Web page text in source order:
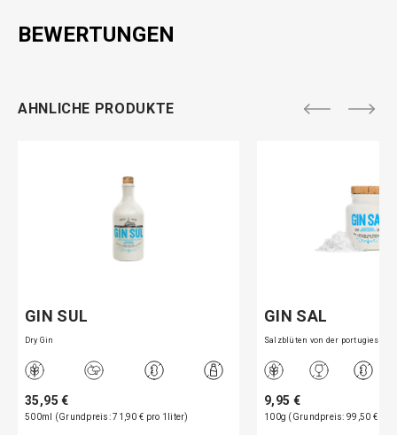
BEWERTUNGEN
AHNLICHE PRODUKTE
GIN SUL
Dry Gin
35,95 €
500ml (Grundpreis: 71,90 € pro 1liter)
GIN SAL
Salzblüten von der portugiesi…
9,95 €
100g (Grundpreis: 99,50 € pro